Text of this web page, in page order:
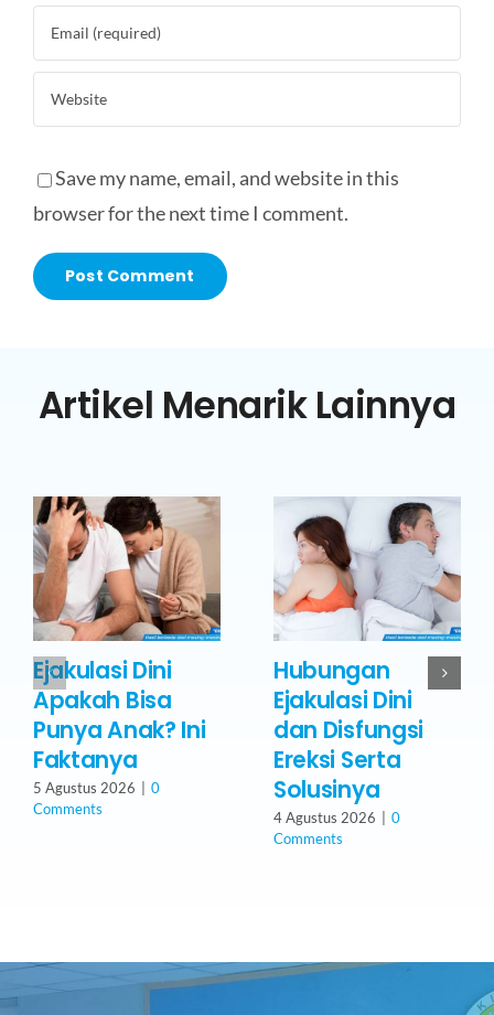
Save my name, email, and website in this
browser for the next time I comment.
Artikel Menarik Lainnya
Ejakulasi Dini
Apakah Bisa
Punya Anak? Ini
Faktanya
5 Agustus 2026
0
Comments
Hubungan
Ejakulasi Dini
dan Disfungsi
Ereksi Serta
Solusinya
4 Agustus 2026
0
Comments